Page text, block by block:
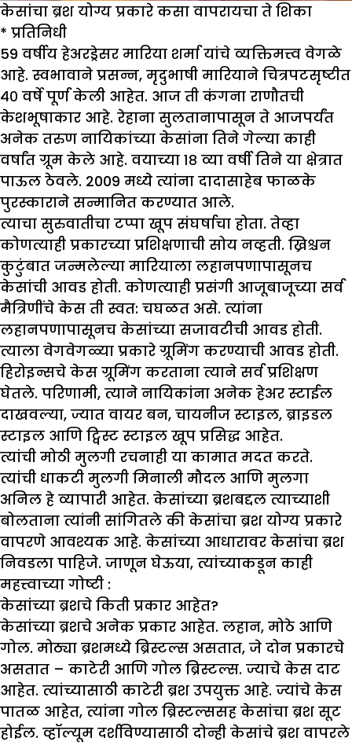
केसांचा ब्रश योग्य प्रकारे कसा वापरायचा ते शिका
* प्रतिनिधी
59 वर्षीय हेअरड्रेसर मारिया शर्मा यांचे व्यक्तिमत्त्व वेगळे
आहे. स्वभावाने प्रसन्न, मृदुभाषी मारियाने चित्रपटसृष्टीत
४० वर्षे पूर्ण केली आहेत. आज ती कंगना राणौतची
केशभूषाकार आहे. रेहाना सुलतानापासून ते आजपर्यंत
अनेक तरुण नायिकांच्या केसांना तिने गेल्या काही
वर्षांत ग्रूम केले आहे. वयाच्या १८ व्या वर्षी तिने या क्षेत्रात
पाऊल ठेवले. 2009 मध्ये त्यांना दादासाहेब फाळके
पुरस्काराने सन्मानित करण्यात आले.
त्याचा सुरुवातीचा टप्पा खूप संघर्षाचा होता. तेव्हा
कोणत्याही प्रकारच्या प्रशिक्षणाची सोय नव्हती. ख्रिश्चन
कुटुंबात जन्मलेल्या मारियाला लहानपणापासूनच
केसांची आवड होती. कोणत्याही प्रसंगी आजूबाजूच्या सर्व
मैत्रिणींचे केस ती स्वत: चघळत असे. त्यांना
लहानपणापासूनच केसांच्या सजावटीची आवड होती.
त्याला वेगवेगळ्या प्रकारे ग्रूमिंग करण्याची आवड होती.
हिरोइन्सचे केस ग्रूमिंग करताना त्याने सर्व प्रशिक्षण
घेतले. परिणामी, त्याने नायिकांना अनेक हेअर स्टाईल
दाखवल्या, ज्यात वायर बन, चायनीज स्टाइल, ब्राइडल
स्टाइल आणि ट्विस्ट स्टाइल खूप प्रसिद्ध आहेत.
त्यांची मोठी मुलगी रचनाही या कामात मदत करते.
त्यांची धाकटी मुलगी मिनाली मौदल आणि मुलगा
अनिल हे व्यापारी आहेत. केसांच्या ब्रशबद्दल त्याच्याशी
बोलताना त्यांनी सांगितले की केसांचा ब्रश योग्य प्रकारे
वापरणे आवश्यक आहे. केसांच्या आधारावर केसांचा ब्रश
निवडला पाहिजे. जाणून घेऊया, त्यांच्याकडून काही
महत्त्वाच्या गोष्टी :
केसांच्या ब्रशचे किती प्रकार आहेत?
केसांच्या ब्रशचे अनेक प्रकार आहेत. लहान, मोठे आणि
गोल. मोठ्या ब्रशमध्ये ब्रिस्टल्स असतात, जे दोन प्रकारचे
असतात – काटेरी आणि गोल ब्रिस्टल्स. ज्याचे केस दाट
आहेत. त्यांच्यासाठी काटेरी ब्रश उपयुक्त आहे. ज्यांचे केस
पातळ आहेत, त्यांना गोल ब्रिस्टल्ससह केसांचा ब्रश सूट
होईल. व्हॉल्यूम दर्शविण्यासाठी दोन्ही केसांचे ब्रश वापरले